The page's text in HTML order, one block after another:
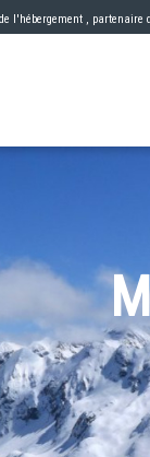
l'hébergement , partenaire